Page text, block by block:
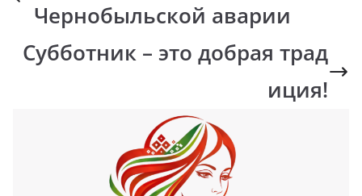
Чернобыльской аварии
Субботник – это добрая трад
иция!